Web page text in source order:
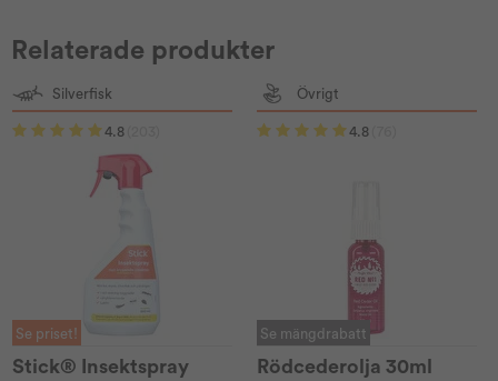
Relaterade produkter
Silverfisk
4.8
Se priset!
Stick® Insektspray
Övrigt
4.8
Se mängdrabatt
Rödcederolja 30ml